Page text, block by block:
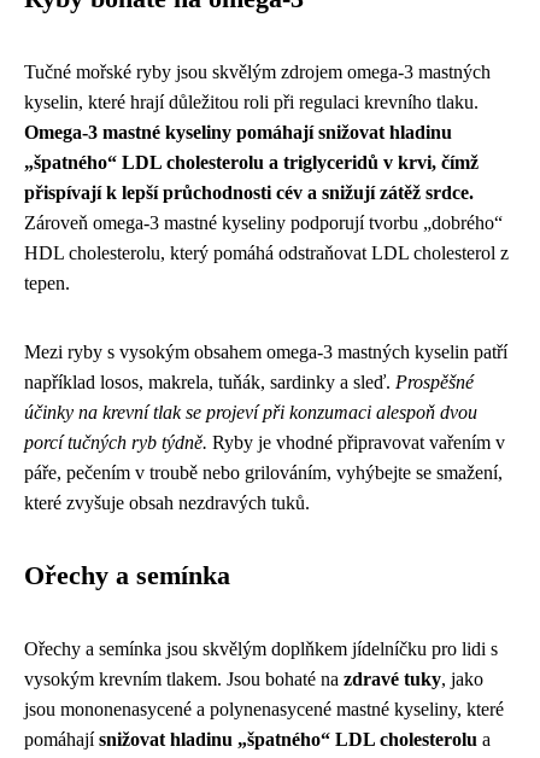
Tučné mořské ryby jsou skvělým zdrojem omega-3 mastných
kyselin, které hrají důležitou roli při regulaci krevního tlaku.
Omega-3 mastné kyseliny pomáhají snižovat hladinu
„špatného“ LDL cholesterolu a triglyceridů v krvi, čímž
přispívají k lepší průchodnosti cév a snižují zátěž srdce.
Zároveň omega-3 mastné kyseliny podporují tvorbu „dobrého“
HDL cholesterolu, který pomáhá odstraňovat LDL cholesterol z
tepen.
Mezi ryby s vysokým obsahem omega-3 mastných kyselin patří
například losos, makrela, tuňák, sardinky a sleď. Prospěšné
účinky na krevní tlak se projeví při konzumaci alespoň dvou
porcí tučných ryb týdně. Ryby je vhodné připravovat vařením v
páře, pečením v troubě nebo grilováním, vyhýbejte se smažení,
které zvyšuje obsah nezdravých tuků.
Ořechy a semínka
Ořechy a semínka jsou skvělým doplňkem jídelníčku pro lidi s
vysokým krevním tlakem. Jsou bohaté na zdravé tuky, jako
jsou mononenasycené a polynenasycené mastné kyseliny, které
pomáhajísnižovat hladinu „špatného“ LDL cholesterolu a